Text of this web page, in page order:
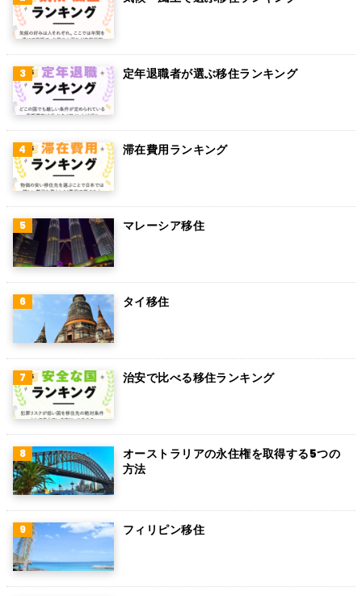
定年退職者が選ぶ移住ランキング
滞在費用ランキング
マレーシア移住
タイ移住
治安で比べる移住ランキング
オーストラリアの永住権を取得する5つの
方法
フィリピン移住